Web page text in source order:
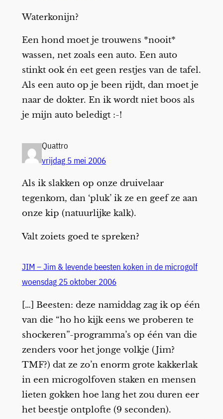
Waterkonijn?
Een hond moet je trouwens *nooit*
wassen, net zoals een auto. Een auto
stinkt ook én eet geen restjes van de tafel.
Als een auto op je been rijdt, dan moet je
naar de dokter. En ik wordt niet boos als
je mijn auto beledigt :-!
Quattro
vrijdag 5 mei 2006
Als ik slakken op onze druivelaar
tegenkom, dan ‘pluk’ ik ze en geef ze aan
onze kip (natuurlijke kalk).
Valt zoiets goed te spreken?
JIM – Jim & levende beesten koken in de microgolf
woensdag 25 oktober 2006
[…] Beesten: deze namiddag zag ik op één
van die “ho ho kijk eens we proberen te
shockeren”-programma’s op één van die
zenders voor het jonge volkje (Jim?
TMF?) dat ze zo’n enorm grote kakkerlak
in een microgolfoven staken en mensen
lieten gokken hoe lang het zou duren eer
het beestje ontplofte (9 seconden).